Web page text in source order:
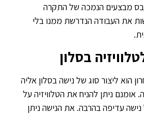
מבצעים הנמכה של התקרה
את העבודה הנדרשת ממנו בלי
בסלון
הוא ליצור סוג של נישה בסלון אליה
אומנם ניתן להניח את הטלוויזיה על
עדיפה בהרבה. את הנישה ניתן